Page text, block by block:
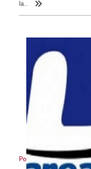
la...
Pour un nouveau pôle